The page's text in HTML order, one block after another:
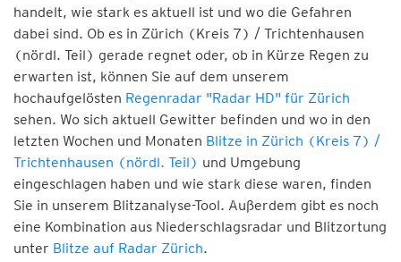
handelt, wie stark es aktuell ist und wo die Gefahren
dabei sind. Ob es in Zürich (Kreis 7) / Trichtenhausen
(nördl. Teil) gerade regnet oder, ob in Kürze Regen zu
erwarten ist, können Sie auf dem unserem
hochaufgelösten Regenradar "Radar HD" für Zürich
sehen. Wo sich aktuell Gewitter befinden und wo in den
letzten Wochen und Monaten Blitze in Zürich (Kreis 7) /
Trichtenhausen (nördl. Teil) und Umgebung
eingeschlagen haben und wie stark diese waren, finden
Sie in unserem Blitzanalyse-Tool. Außerdem gibt es noch
eine Kombination aus Niederschlagsradar und Blitzortung
unter Blitze auf Radar Zürich.